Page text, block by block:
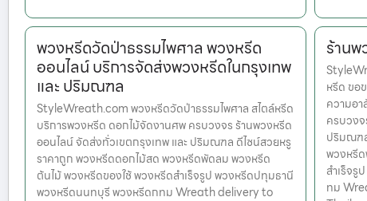
พวงหรีดวัดป่าธรรมไพศาล พวงหรีด
ออนไลน์ บริการจัดส่งพวงหรีดในกรุงเทพ
และ ปริมณฑล
StyleWreath.com พวงหรีดวัดป่าธรรมไพศาล สไตล์หรีด
บริการพวงหรีด ดอกไม้จัดงานศพ ครบวงจร ร้านพวงหรีด
ออนไลน์ จัดส่งทั่วเขตกรุงเทพ และ ปริมณฑล ดีไซน์สวยหรู
ราคาถูก พวงหรีดดอกไม้สด พวงหรีดพัดลม พวงหรีด
ต้นไม้ พวงหรีดของใช้ พวงหรีดสำเร็จรูป พวงหรีดปทุมธานี
พวงหรีดนนทบุรี พวงหรีดกทม Wreath delivery to
ร้าน
หรีด ขอ
ความอ
ครบวง
ปริมณฑ
พวงหรี
สำเร็จ
ทม